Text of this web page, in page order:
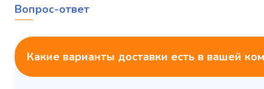
Вопрос-ответ
Какие варианты доставки есть в вашей